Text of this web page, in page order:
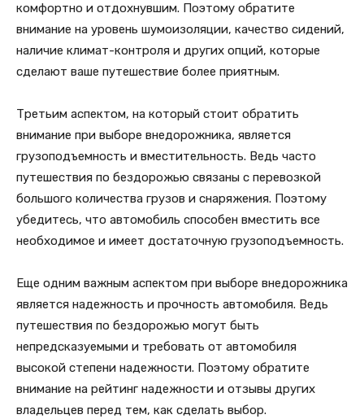
комфортно и отдохнувшим. Поэтому обратите
внимание на уровень шумоизоляции, качество сидений,
наличие климат-контроля и других опций, которые
сделают ваше путешествие более приятным.
Третьим аспектом, на который стоит обратить
внимание при выборе внедорожника, является
грузоподъемность и вместительность. Ведь часто
путешествия по бездорожью связаны с перевозкой
большого количества грузов и снаряжения. Поэтому
убедитесь, что автомобиль способен вместить все
необходимое и имеет достаточную грузоподъемность.
Еще одним важным аспектом при выборе внедорожника
является надежность и прочность автомобиля. Ведь
путешествия по бездорожью могут быть
непредсказуемыми и требовать от автомобиля
высокой степени надежности. Поэтому обратите
внимание на рейтинг надежности и отзывы других
владельцев перед тем, как сделать выбор.